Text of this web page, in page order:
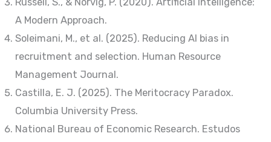
A Modern Approach.
Soleimani, M., et al. (2025). Reducing AI bias in
recruitment and selection. Human Resource
Management Journal.
Castilla, E. J. (2025). The Meritocracy Paradox.
Columbia University Press.
National Bureau of Economic Research. Estudos